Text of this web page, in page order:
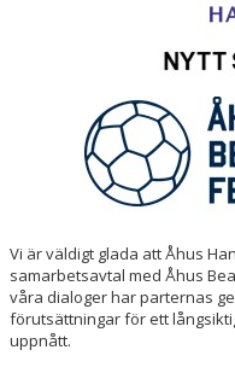
Vi är väldigt glada att Åhus
samarbetsavtal med Åhus
våra dialoger har parternas
förutsättningar för ett
uppnått.